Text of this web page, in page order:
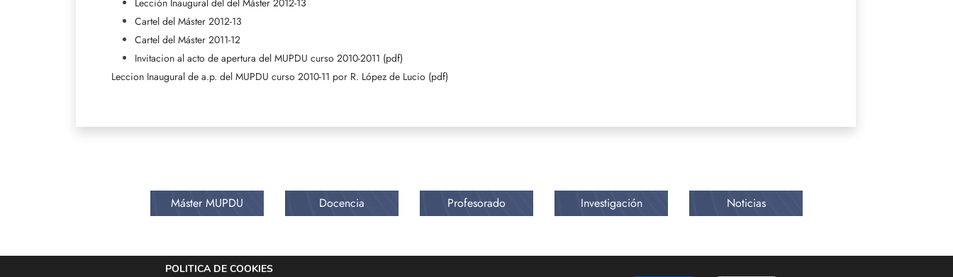
Lección Inaugural del del Máster 2012-13
Cartel del Máster 2012-13
Cartel del Máster 2011-12
Invitacion al acto de apertura del MUPDU curso 2010-2011 (pdf)
Leccion Inaugural de a.p. del MUPDU curso 2010-11 por R. López de Lucio (pdf)
POLITICA DE COOKIES
Máster MUPDU Docencia Profesorado Investigación Noticias